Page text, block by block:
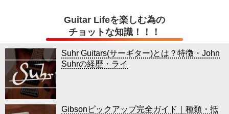
Guitar Lifeを楽しむ為の
チョットな知識！！！
Suhr Guitars(サーギター)とは？特徴・John
Suhrの経歴・ライ
Gibsonピックアップ完全ガイド｜種類・抵